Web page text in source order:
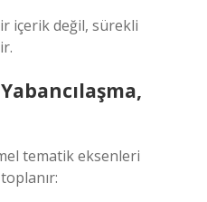
içerik değil, sürekli
tematik eksenleri